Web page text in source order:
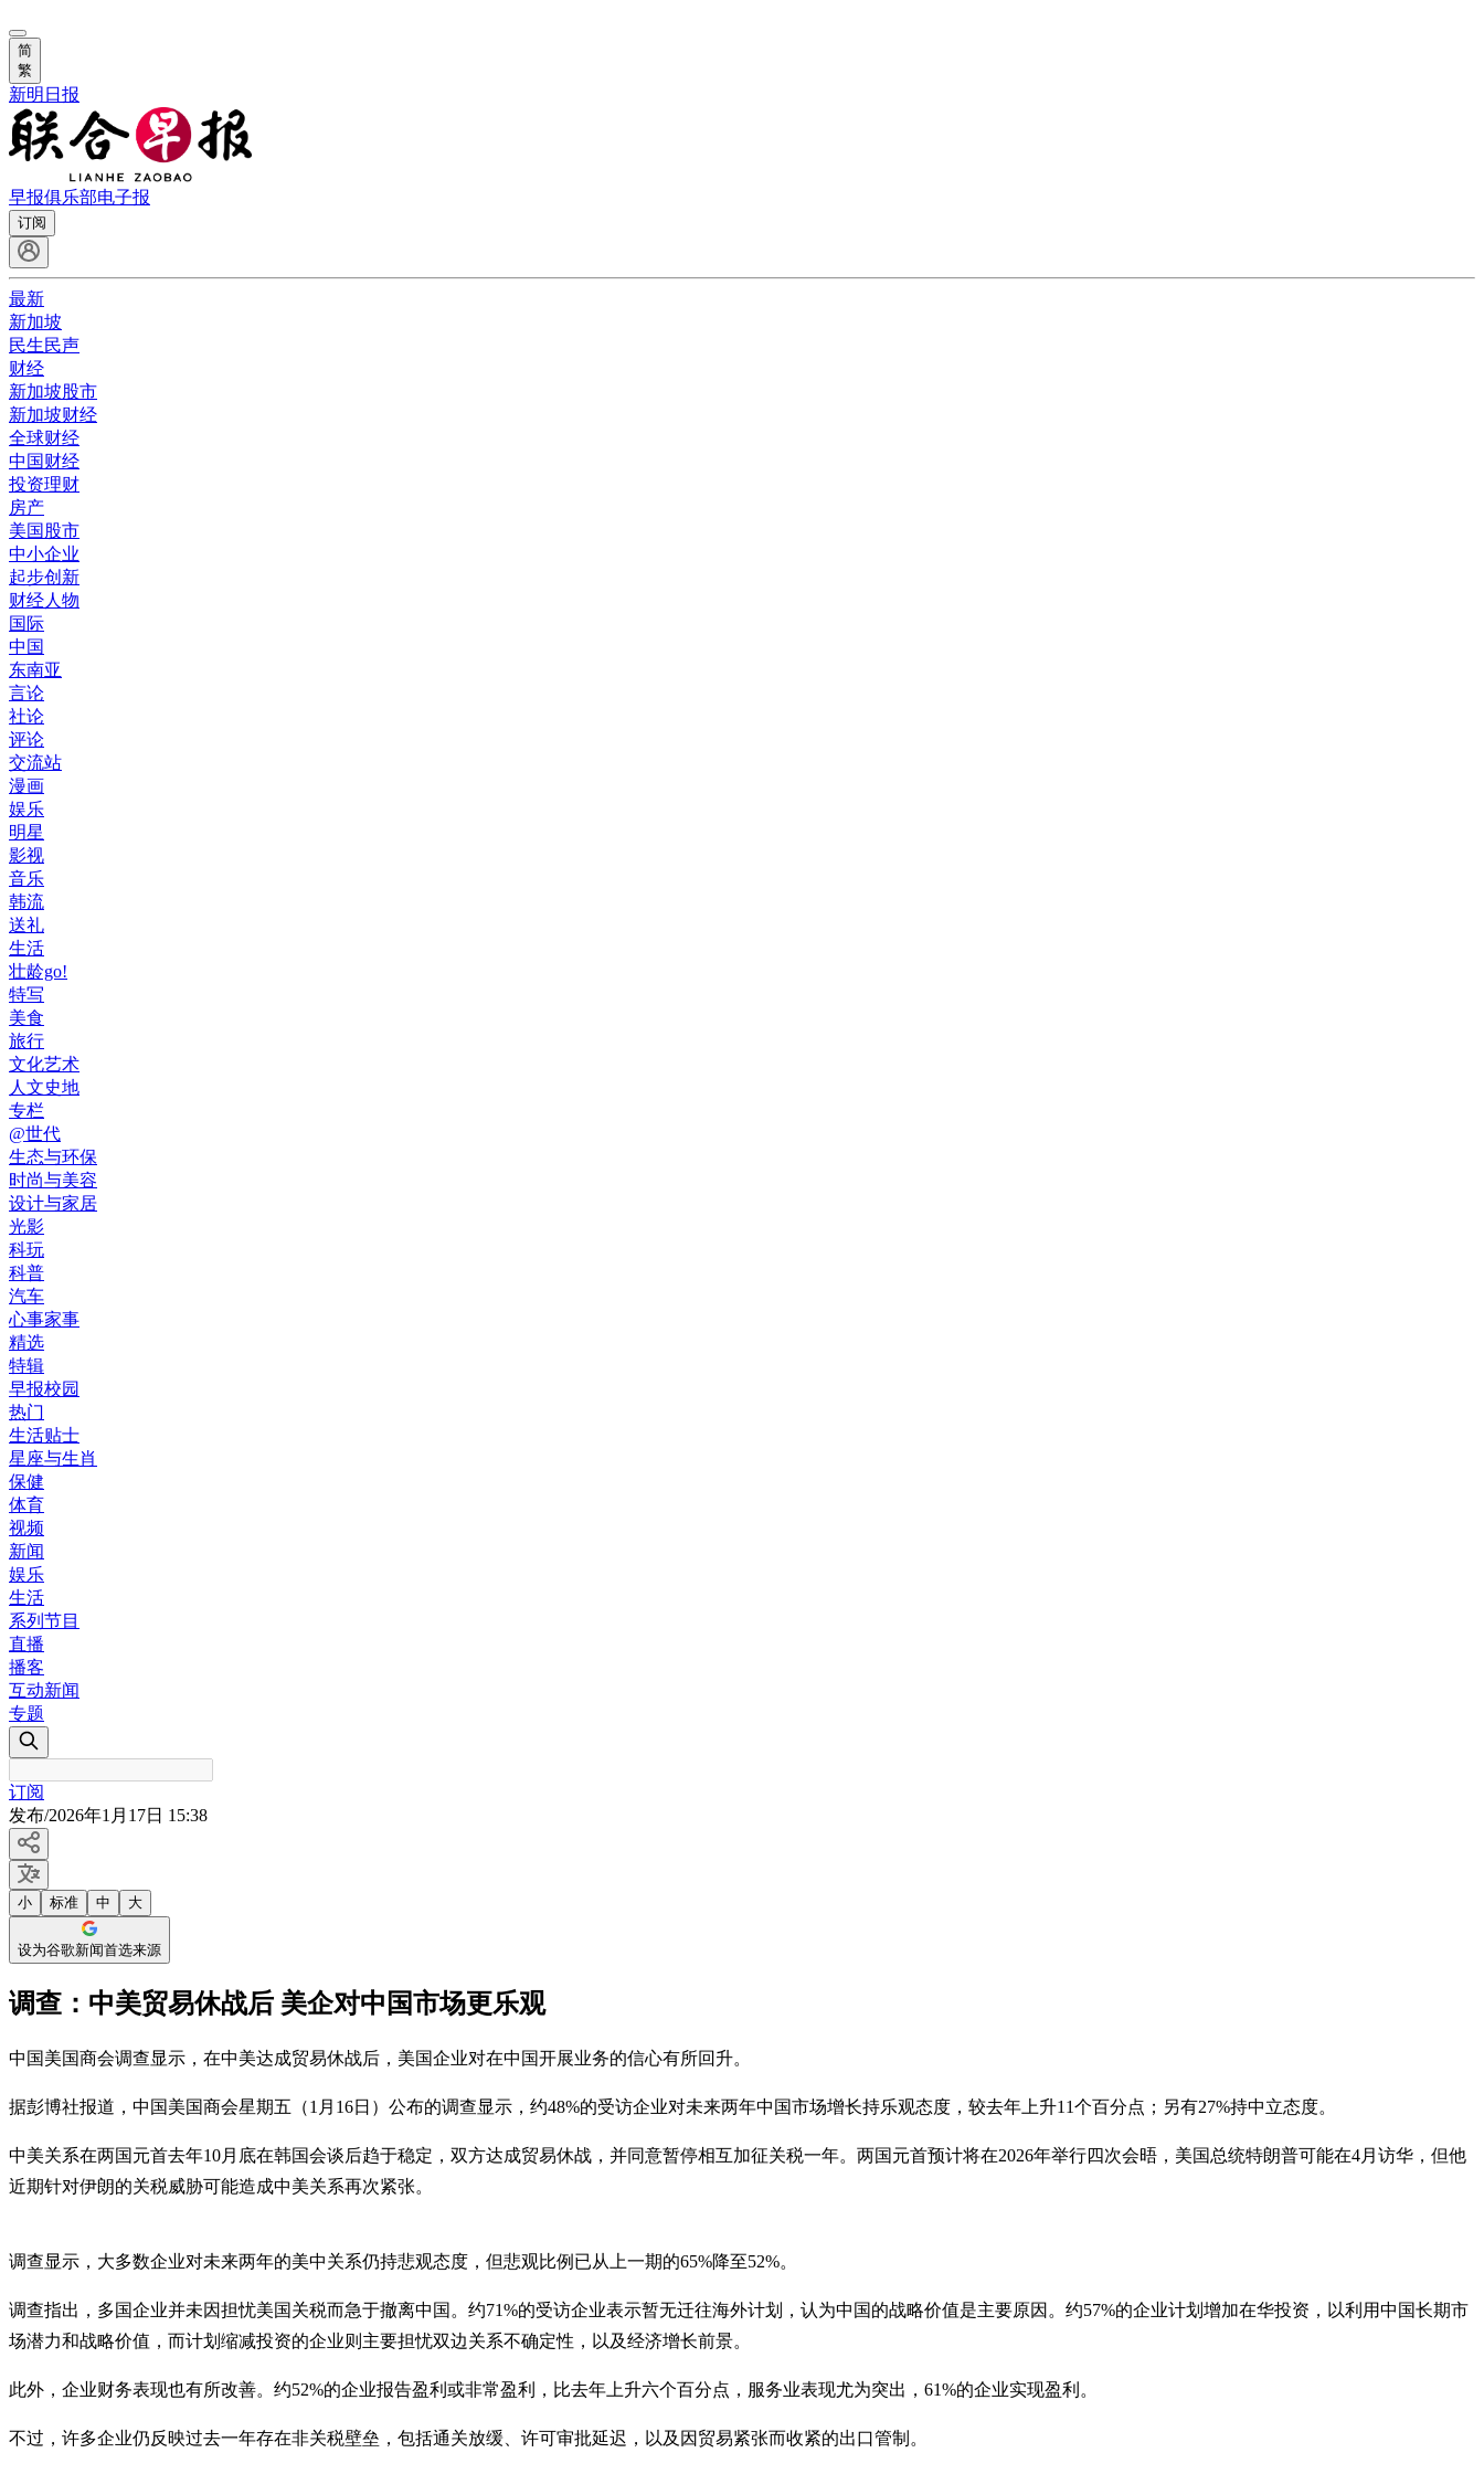
简
繁
新明日报
早报俱乐部电子报
订阅
最新
新加坡
民生民声
财经
新加坡股市
新加坡财经
全球财经
中国财经
投资理财
房产
美国股市
中小企业
起步创新
财经人物
国际
中国
东南亚
言论
社论
评论
交流站
漫画
娱乐
明星
影视
音乐
韩流
送礼
生活
壮龄go!
特写
美食
旅行
文化艺术
人文史地
专栏
@世代
生态与环保
时尚与美容
设计与家居
光影
科玩
科普
汽车
心事家事
精选
特辑
早报校园
热门
生活贴士
星座与生肖
保健
体育
视频
新闻
娱乐
生活
系列节目
直播
播客
互动新闻
专题
订阅
发布/2026年1月17日 15:38
小 标准 中 大
设为谷歌新闻首选来源
调查：中美贸易休战后 美企对中国市场更乐观
中国美国商会调查显示，在中美达成贸易休战后，美国企业对在中国开展业务的信心有所回升。
据彭博社报道，中国美国商会星期五（1月16日）公布的调查显示，约48%的受访企业对未来两年中国市场增长持乐观态度，较去年上升11个百分点；另有27%持中立态度。
中美关系在两国元首去年10月底在韩国会谈后趋于稳定，双方达成贸易休战，并同意暂停相互加征关税一年。两国元首预计将在2026年举行四次会晤，美国总统特朗普可能在4月访华，但他
近期针对伊朗的关税威胁可能造成中美关系再次紧张。
调查显示，大多数企业对未来两年的美中关系仍持悲观态度，但悲观比例已从上一期的65%降至52%。
调查指出，多国企业并未因担忧美国关税而急于撤离中国。约71%的受访企业表示暂无迁往海外计划，认为中国的战略价值是主要原因。约57%的企业计划增加在华投资，以利用中国长期市
场潜力和战略价值，而计划缩减投资的企业则主要担忧双边关系不确定性，以及经济增长前景。
此外，企业财务表现也有所改善。约52%的企业报告盈利或非常盈利，比去年上升六个百分点，服务业表现尤为突出，61%的企业实现盈利。
不过，许多企业仍反映过去一年存在非关税壁垒，包括通关放缓、许可审批延迟，以及因贸易紧张而收紧的出口管制。